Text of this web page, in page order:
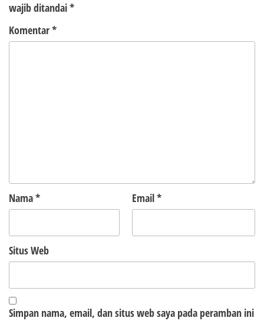
wajib ditandai*
Komentar*
Nama* Email*
Situs Web
Simpan nama, email, dan situs web saya pada peramban ini